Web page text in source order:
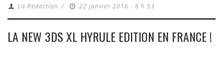
La Redaction / 22 janvier 2016 - 8 h 53
LA NEW 3DS XL HYRULE EDITION EN FRANCE !